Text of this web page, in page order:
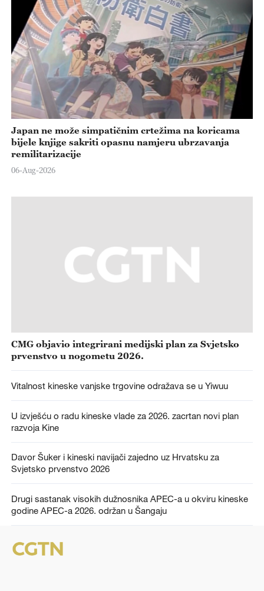
Japan ne može simpatičnim crtežima na koricama
bijele knjige sakriti opasnu namjeru ubrzavanja
remilitarizacije
06-Aug-2026
CMG objavio integrirani medijski plan za Svjetsko
prvenstvo u nogometu 2026.
Vitalnost kineske vanjske trgovine odražava se u Yiwuu
U izvješću o radu kineske vlade za 2026. zacrtan novi plan
razvoja Kine
Davor Šuker i kineski navijači zajedno uz Hrvatsku za
Svjetsko prvenstvo 2026
Drugi sastanak visokih dužnosnika APEC-a u okviru kineske
godine APEC-a 2026. održan u Šangaju